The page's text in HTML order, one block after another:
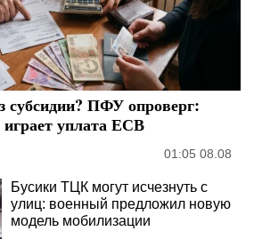
субсидии? ПФУ опроверг:
уплата ЕСВ
01:05 08.08
Бусики ТЦК могут исчезнуть с
улиц: военный предложил новую
модель мобилизации